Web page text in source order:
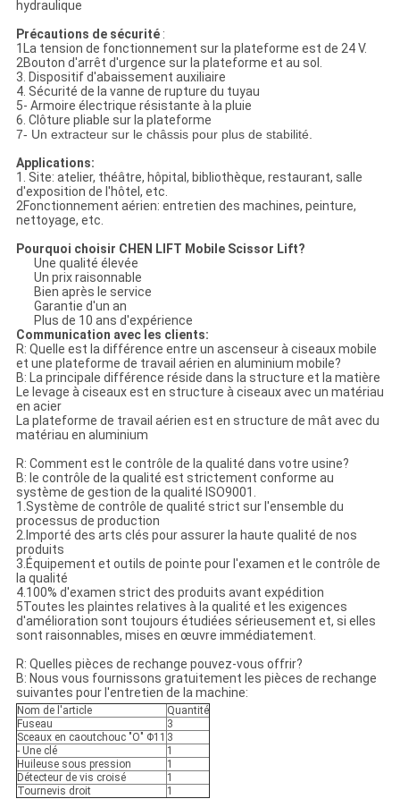
hydraulique
Précautions de sécurité :
1La tension de fonctionnement sur la plateforme est de 24 V.
2Bouton d'arrêt d'urgence sur la plateforme et au sol.
3. Dispositif d'abaissement auxiliaire
4. Sécurité de la vanne de rupture du tuyau
5- Armoire électrique résistante à la pluie
6. Clôture pliable sur la plateforme
7- Un extracteur sur le châssis pour plus de stabilité.
Applications:
1. Site: atelier, théâtre, hôpital, bibliothèque, restaurant, salle
d'exposition de l'hôtel, etc.
2Fonctionnement aérien: entretien des machines, peinture,
nettoyage, etc.
Pourquoi choisir CHEN LIFT Mobile Scissor Lift?
Une qualité élevée
Un prix raisonnable
Bien après le service
Garantie d'un an
Plus de 10 ans d'expérience
Communication avec les clients:
R: Quelle est la différence entre un ascenseur à ciseaux mobile
et une plateforme de travail aérien en aluminium mobile?
B: La principale différence réside dans la structure et la matière
Le levage à ciseaux est en structure à ciseaux avec un matériau
en acier
La plateforme de travail aérien est en structure de mât avec du
matériau en aluminium
R: Comment est le contrôle de la qualité dans votre usine?
B: le contrôle de la qualité est strictement conforme au
système de gestion de la qualité ISO9001.
1.Système de contrôle de qualité strict sur l'ensemble du
processus de production
2.Importé des arts clés pour assurer la haute qualité de nos
produits
3.Équipement et outils de pointe pour l'examen et le contrôle de
la qualité
4.100% d'examen strict des produits avant expédition
5Toutes les plaintes relatives à la qualité et les exigences
d'amélioration sont toujours étudiées sérieusement et, si elles
sont raisonnables, mises en œuvre immédiatement.
R: Quelles pièces de rechange pouvez-vous offrir?
B: Nous vous fournissons gratuitement les pièces de rechange
suivantes pour l'entretien de la machine:
Nom de l'article
Quantité
Fuseau
3
Sceaux en caoutchouc "O" Φ11 3
- Une clé
1
Huileuse sous pression
1
Détecteur de vis croisé
1
Tournevis droit
1